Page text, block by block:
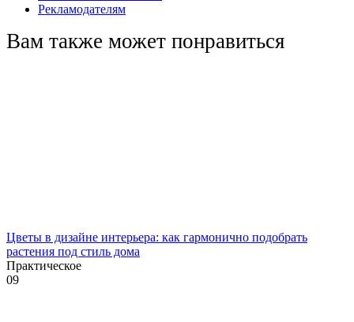
Рекламодателям
Вам также может понравиться
Цветы в дизайне интерьера: как гармонично подобрать
растения под стиль дома
Практическое
09